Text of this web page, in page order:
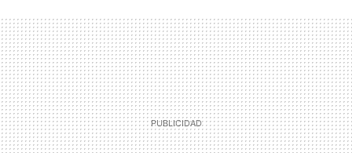
MAIL